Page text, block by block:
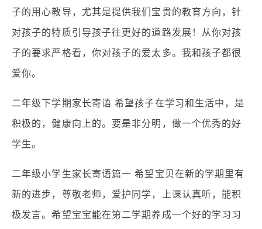
子的用心教导，尤其是提供我们宝贵的教育方向，针
对孩子的特质引导孩子往更好的道路发展！从你对孩
子的要求严格看，你对孩子的爱太多。我和孩子都很
爱你。
二年级下学期家长寄语 希望孩子在学习和生活中，是
积极的，健康向上的。要是非分明，做一个优秀的好
学生。
二年级小学生家长寄语篇一 希望宝贝在新的学期里有
新的进步，尊敬老师，爱护同学，上课认真听，能积
极发言。希望宝宝能在第二学期养成一个好的学习习